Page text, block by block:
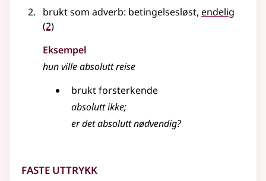
brukt som adverb: betingelsesløst, endelig
(2)
Eksempel
hun villeabsoluttreise
brukt forsterkende
absolutt ikke;
er detabsoluttnødvendig?
Faste uttrykk